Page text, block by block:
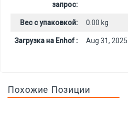
запрос:
Вес с упаковкой: 0.00 kg
Загрузка на Enhof : Aug 31, 2025
Похожие Позиции